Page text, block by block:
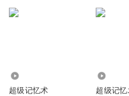
超级记忆术 超级记